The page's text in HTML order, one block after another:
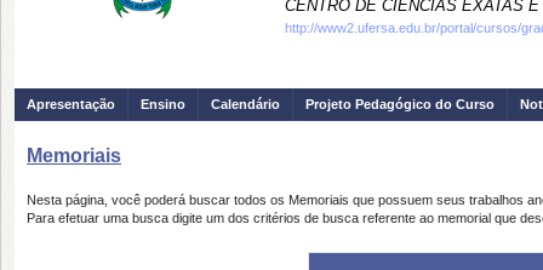
CENTRO DE CIÊNCIAS EXATAS
http://www2.ufersa.edu.br/portal/cursos/
Apresentação Ensino Calendário Projeto Pedagógico do Curso
Memoriais
Nesta página, você poderá buscar todos os Memoriais que possuem seus trabalhos
Para efetuar uma busca digite um dos critérios de busca referente ao memorial que